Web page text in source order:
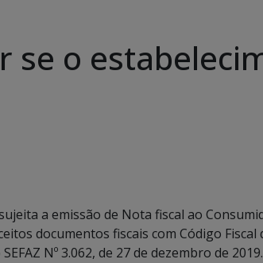
se o
a emissão de Nota fiscal ao
documentos fiscais com Código Fiscal
Nº 3.062, de 27 de dezembro de 2019.